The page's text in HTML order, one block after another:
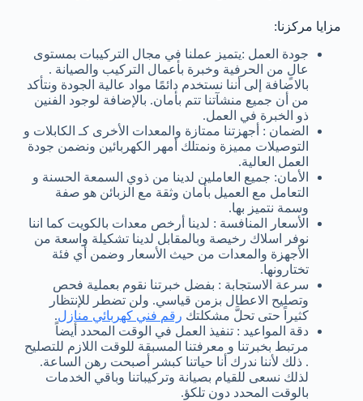
مزايا مركزنا:
جودة العمل :يتميز عملنا في مجال التركيبات بمستوى
عالٍ من الحرفية وخبرة بأعمال التركيب والصيانة .
بالاضافة إلى أننا نستخدم دائمًا مواد عالية الجودة ونتأكد
من أن جميع منشآتنا تتم بأمان. بالإضافة لوجود الفنين
ذو الخبرة في العمل.
الضمان : أجهزتنا ممتازة والمعدات الأخرى كـ الكابلات و
التوصيلات مميزة ونمتلك أمهر الكهربائين ونضمن جودة
العمل العالية.
الأمان: جميع العاملين لدينا من ذوي السمعة الحسنة و
التعامل مع العميل بأمان وثقة مع الزبائن هو صفة
وسمة نتميز بها.
الأسعار المنافسة : لدينا أرخص معدات بالكويت كما اننا
نوفر اسلاك رخيصة وبالمقابل لدينا تشكيلة واسعة من
الأجهزة والمعدات من حيث الأسعار وضمن أي فئة
تختارونها.
سرعة الاستجابة : بفضل خبرتنا نقوم بعملية فحص
وتصليح الاعطال بزمن قياسي. ولن تضطر للإنتظار
كثيراً حتى تحلَّ مشكلتك رقم فني كهربائي منازل.
دقة المواعيد : تنفيذ العمل في الوقت المحدد أيضاً
مرتبط بخبرتنا و معرفتنا المسبقة للوقت اللازم للتصليح
. ذلك لأننا ندرك أنا حياتنا كبشر أصبحت رهن الساعة.
لذلك نسعى للقيام بصيانة وتركيباتنا وباقي الخدمات
بالوقت المحدد دون تلكؤ.